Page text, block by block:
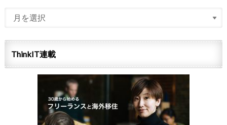
ThinkIT連載